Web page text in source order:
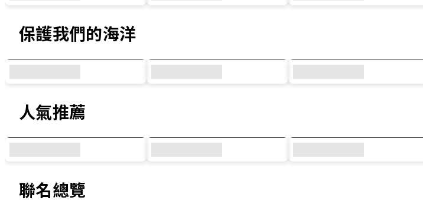
保護我們的海洋
人氣推薦
聯名總覽